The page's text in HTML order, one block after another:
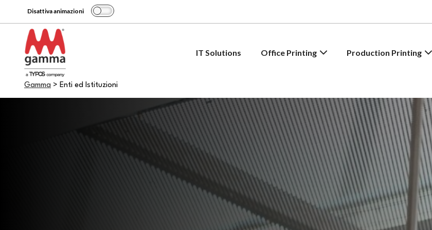
Disattiva animazioni
IT Solutions Office Printing Production Printing
Gamma >Enti ed Istituzioni